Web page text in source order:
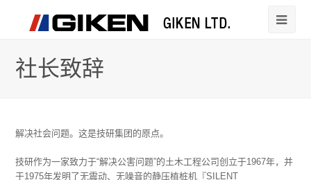
社长致辞
解决社会问题。这是技研集团的原点。
技研作为一家致力于“解决公害问题”的土木工程公司创立于1967年，并
于1975年发明了无震动、无噪音的静压植桩机『SILENT